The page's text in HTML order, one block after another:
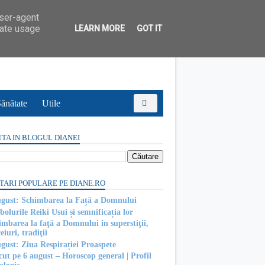
Utile
IN BLOGUL DIANEI
POPULARE PE DIANE.RO
Schimbarea la Față a Domnului
Reiki Usui și semnificația lor
la faţă a Domnului în superstiţii,
tradiţii
Ziua Respirației Proaspete
pe 6 august – Horoscop general | Profil
agent
usage
LEARN MORE GOT IT